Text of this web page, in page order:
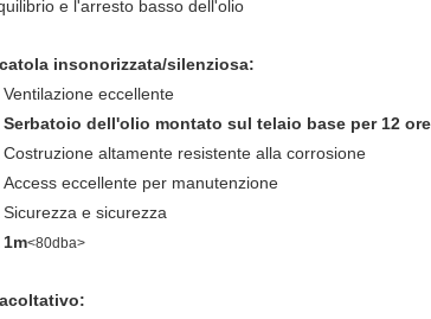
e l'arresto basso dell'olio
insonorizzata/silenziosa:
Ventilazione eccellente
Serbatoio dell'olio montato sul telaio base per 12
Costruzione altamente resistente alla corrosione
Access eccellente per manutenzione
Sicurezza e sicurezza
1m<80dba>